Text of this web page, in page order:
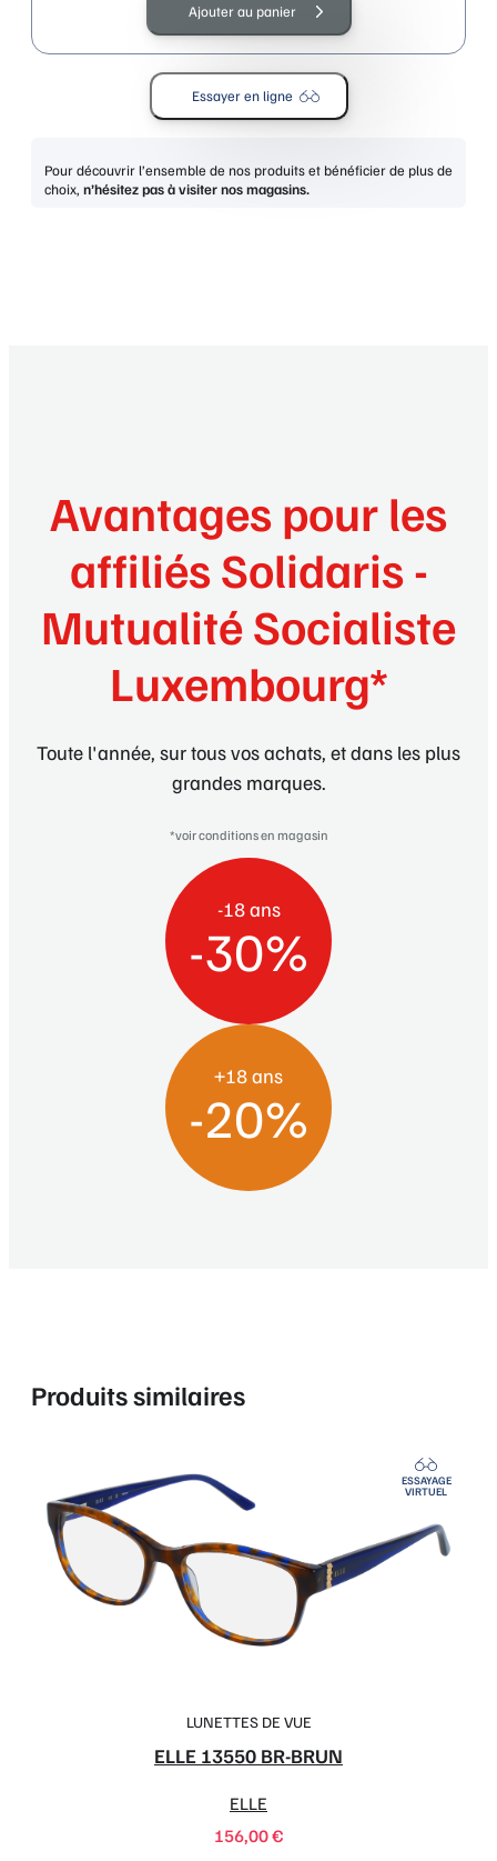
JO
Ajouter au panier
Essayer en ligne
Pour découvrir l’ensemble de nos produits et bénéficier de plus de
choix, n’hésitez pas à visiter nos magasins.
Avantages pour les
affiliés Solidaris -
Mutualité Socialiste
Luxembourg*
Toute l'année, sur tous vos achats, et dans les plus
grandes marques.
*voir conditions en magasin
-18 ans
-30%
+18 ans
-20%
Produits similaires
LUNETTES DE VUE
ELLE 13550 BR-BRUN
ELLE
156,00€
ESSAYAGE
VIRTUEL